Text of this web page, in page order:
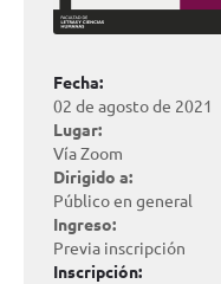
Fecha:
02 de agosto de 2021
Lugar:
Vía Zoom
Dirigido a:
Público en general
Ingreso:
Previa inscripción
Inscripción: